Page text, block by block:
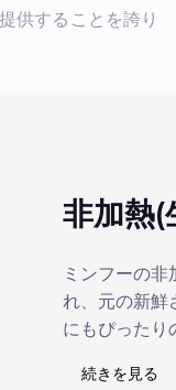
供することを誇り
非加熱(
ミンフーの
れ、元の新鮮
にもぴったり
続きを見る